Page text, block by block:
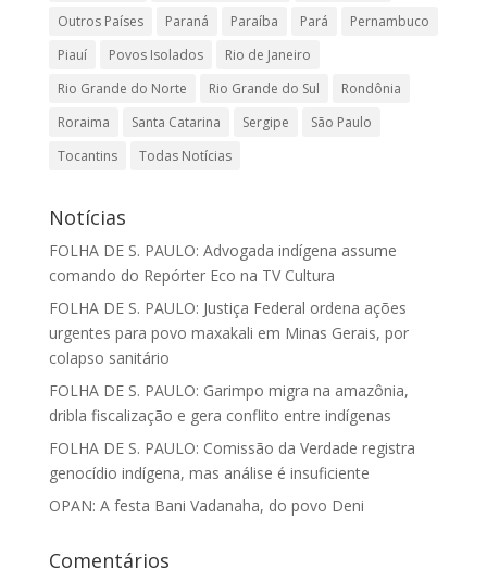
Outros Países
Paraná Paraíba Pará
Pernambuco
Piauí
Povos Isolados
Rio de Janeiro
Rio Grande do Norte
Rio Grande do Sul
Rondônia
Roraima
Santa Catarina Sergipe
São Paulo
Tocantins
Todas Notícias
Notícias
FOLHA DE S. PAULO: Advogada indígena assume
comando do Repórter Eco na TV Cultura
FOLHA DE S. PAULO: Justiça Federal ordena ações
urgentes para povo maxakali em Minas Gerais, por
colapso sanitário
FOLHA DE S. PAULO: Garimpo migra na amazônia,
dribla fiscalização e gera conflito entre indígenas
FOLHA DE S. PAULO: Comissão da Verdade registra
genocídio indígena, mas análise é insuficiente
OPAN: A festa Bani Vadanaha, do povo Deni
Comentários